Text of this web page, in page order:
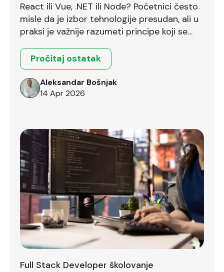
React ili Vue, .NET ili Node? Početnici često
misle da je izbor tehnologije presudan, ali u
praksi je važnije razumeti principe koji se
Pročitaj ostatak
Aleksandar Bošnjak
14 Apr 2026
Full Stack Developer školovanje